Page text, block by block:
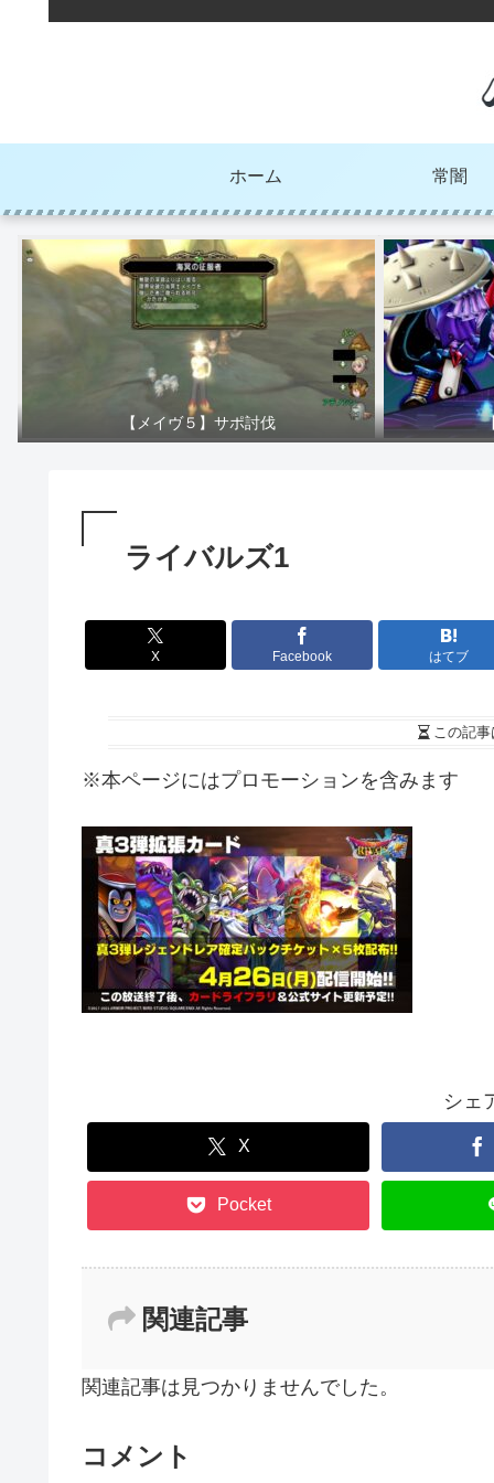
ホーム 常闇
【メイヴ５】サポ討伐
ライバルズ1
X Facebook はてブ
この記事
※本ページにはプロモーションを含みます
シェ
X
Pocket
関連記事
関連記事は見つかりませんでした。
コメント